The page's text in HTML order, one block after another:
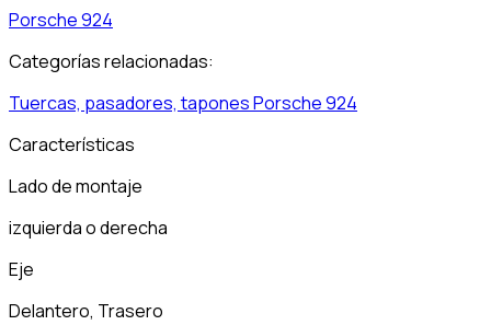
Porsche924
Categorías relacionadas:
Tuercas, pasadores, taponesPorsche924
Características
Lado de montaje
izquierda o derecha
Eje
Delantero, Trasero